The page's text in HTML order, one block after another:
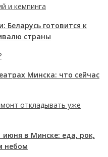
и кемпинга
Беларусь готовится к
страны
Минска: что сейчас
откладывать уже
июня в Минске: еда, рок,
небом